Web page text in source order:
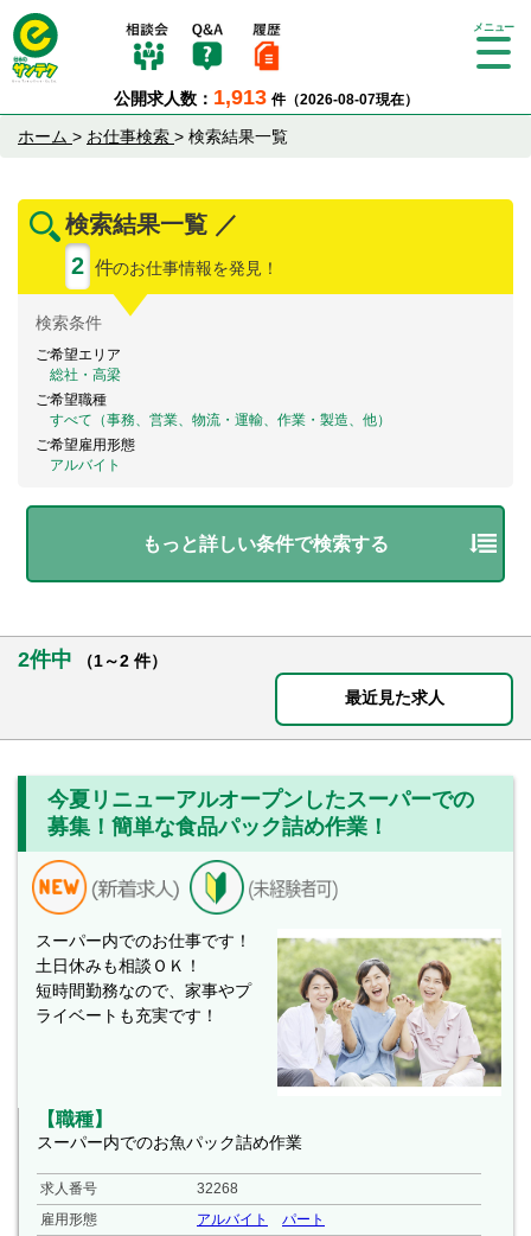
公開求人数： 1,913 件（2026-08-07現在）
Tog
ホーム > お仕事検索 > 検索結果一覧
検索結果一覧 ／
2 件のお仕事情報を発見！
検索条件
ご希望エリア
総社・高梁
ご希望職種
すべて（事務、営業、物流・運輸、作業・製造、他）
ご希望雇用形態
アルバイト
もっと詳しい条件で検索する
2件中
（1～2 件）
最近見た求人
今夏リニューアルオープンしたスーパーでの
募集！簡単な食品パック詰め作業！
スーパー内でのお仕事です！
土日休みも相談ＯＫ！
短時間勤務なので、家事やプ
ライベートも充実です！
【職種】
スーパー内でのお魚パック詰め作業
求人番号
32268
雇用形態
アルバイト
パート